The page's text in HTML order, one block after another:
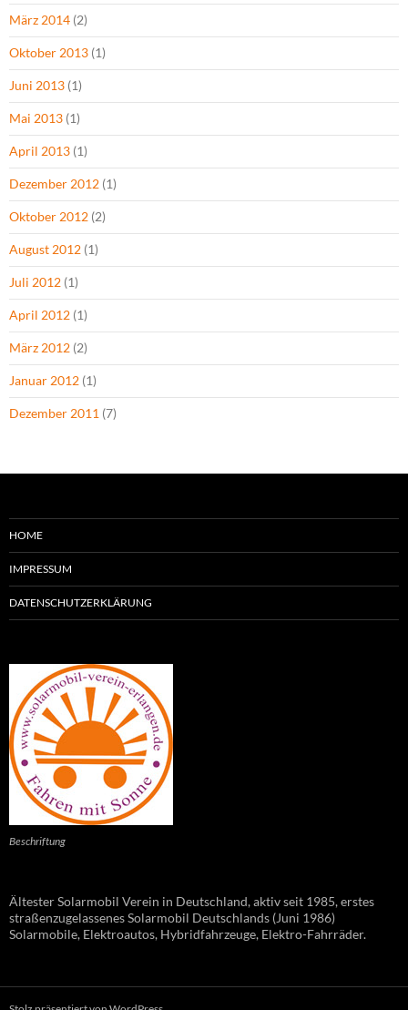
März 2014 (2)
Oktober 2013 (1)
Juni 2013 (1)
Mai 2013 (1)
April 2013 (1)
Dezember 2012 (1)
Oktober 2012 (2)
August 2012 (1)
Juli 2012 (1)
April 2012 (1)
März 2012 (2)
Januar 2012 (1)
Dezember 2011 (7)
HOME
IMPRESSUM
DATENSCHUTZERKLÄRUNG
Beschriftung
Ältester Solarmobil Verein in Deutschland, aktiv seit 1985, erstes
straßenzugelassenes Solarmobil Deutschlands (Juni 1986)
Solarmobile, Elektroautos, Hybridfahrzeuge, Elektro-Fahrräder.